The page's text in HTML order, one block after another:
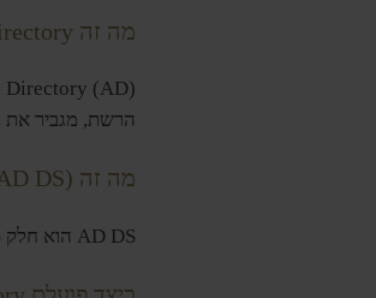
מה זה Active Directory?
הרשת, מגביר
מה זה Active Directory Domain Services (AD DS)?
AD DS הוא חלק מרכזי ב-Active Directory. זה עובד על